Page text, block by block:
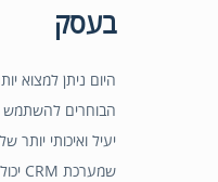
בעסק
היום ניתן למצוא
יעיל ואיכותי יותר
שמערכת CRM יכולה להכיל מגוון רחב […]